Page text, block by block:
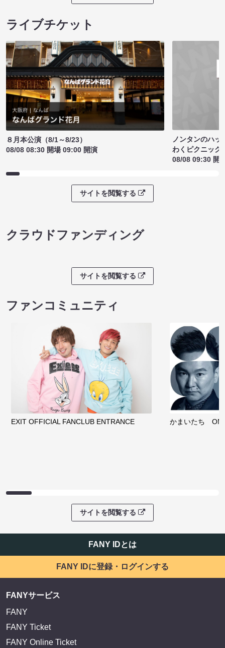
ライブチケット
８月本公演（8/1～8/23）
08/08 08:30 開場 09:00 開演
ノンタンのハッ
わくピクニック
08/08 09:30 開
サイトを閲覧する
クラウドファンディング
サイトを閲覧する
ファンコミュニティ
EXIT OFFICIAL FANCLUB ENTRANCE かまいたち
サイトを閲覧する
FANY IDとは
FANY IDに登録・ログインする
FANYサービス
FANY
FANY Ticket
FANY Online Ticket